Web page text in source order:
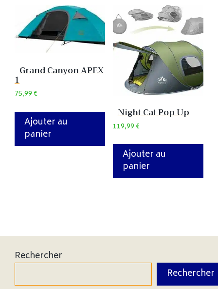
Grand Canyon APEX
1
75,99€
Ajouter au
panier
Night Cat Pop Up
119,99€
Ajouter au
panier
Rechercher
Rechercher